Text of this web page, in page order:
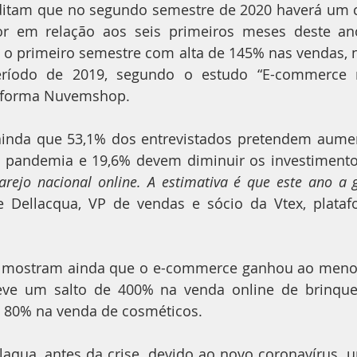
que no segundo semestre de 2020 haverá um
em relação aos seis primeiros meses deste
primeiro semestre com alta de 145% nas vendas,
de 2019, segundo o estudo “E-commerce
Nuvemshop.
que 53,1% dos entrevistados pretendem
e 19,6% devem diminuir os
nacional online. A estimativa é que este ano a
Dellacqua, VP de vendas e sócio da Vtex,
ainda que o e-commerce ganhou ao
um salto de 400% na venda online de
na venda de cosméticos.